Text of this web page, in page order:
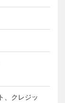
、クレジッ